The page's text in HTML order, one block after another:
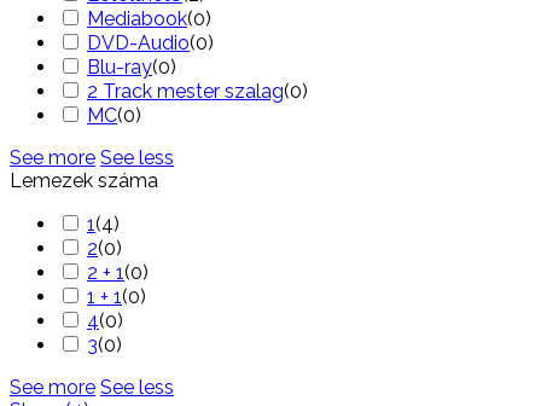
Mediabook(0)
DVD-Audio(0)
Blu-ray(0)
2 Track mester szalag(0)
MC(0)
See more See less
Lemezek száma
1(4)
2(0)
2 + 1(0)
1 + 1(0)
4(0)
3(0)
See more See less